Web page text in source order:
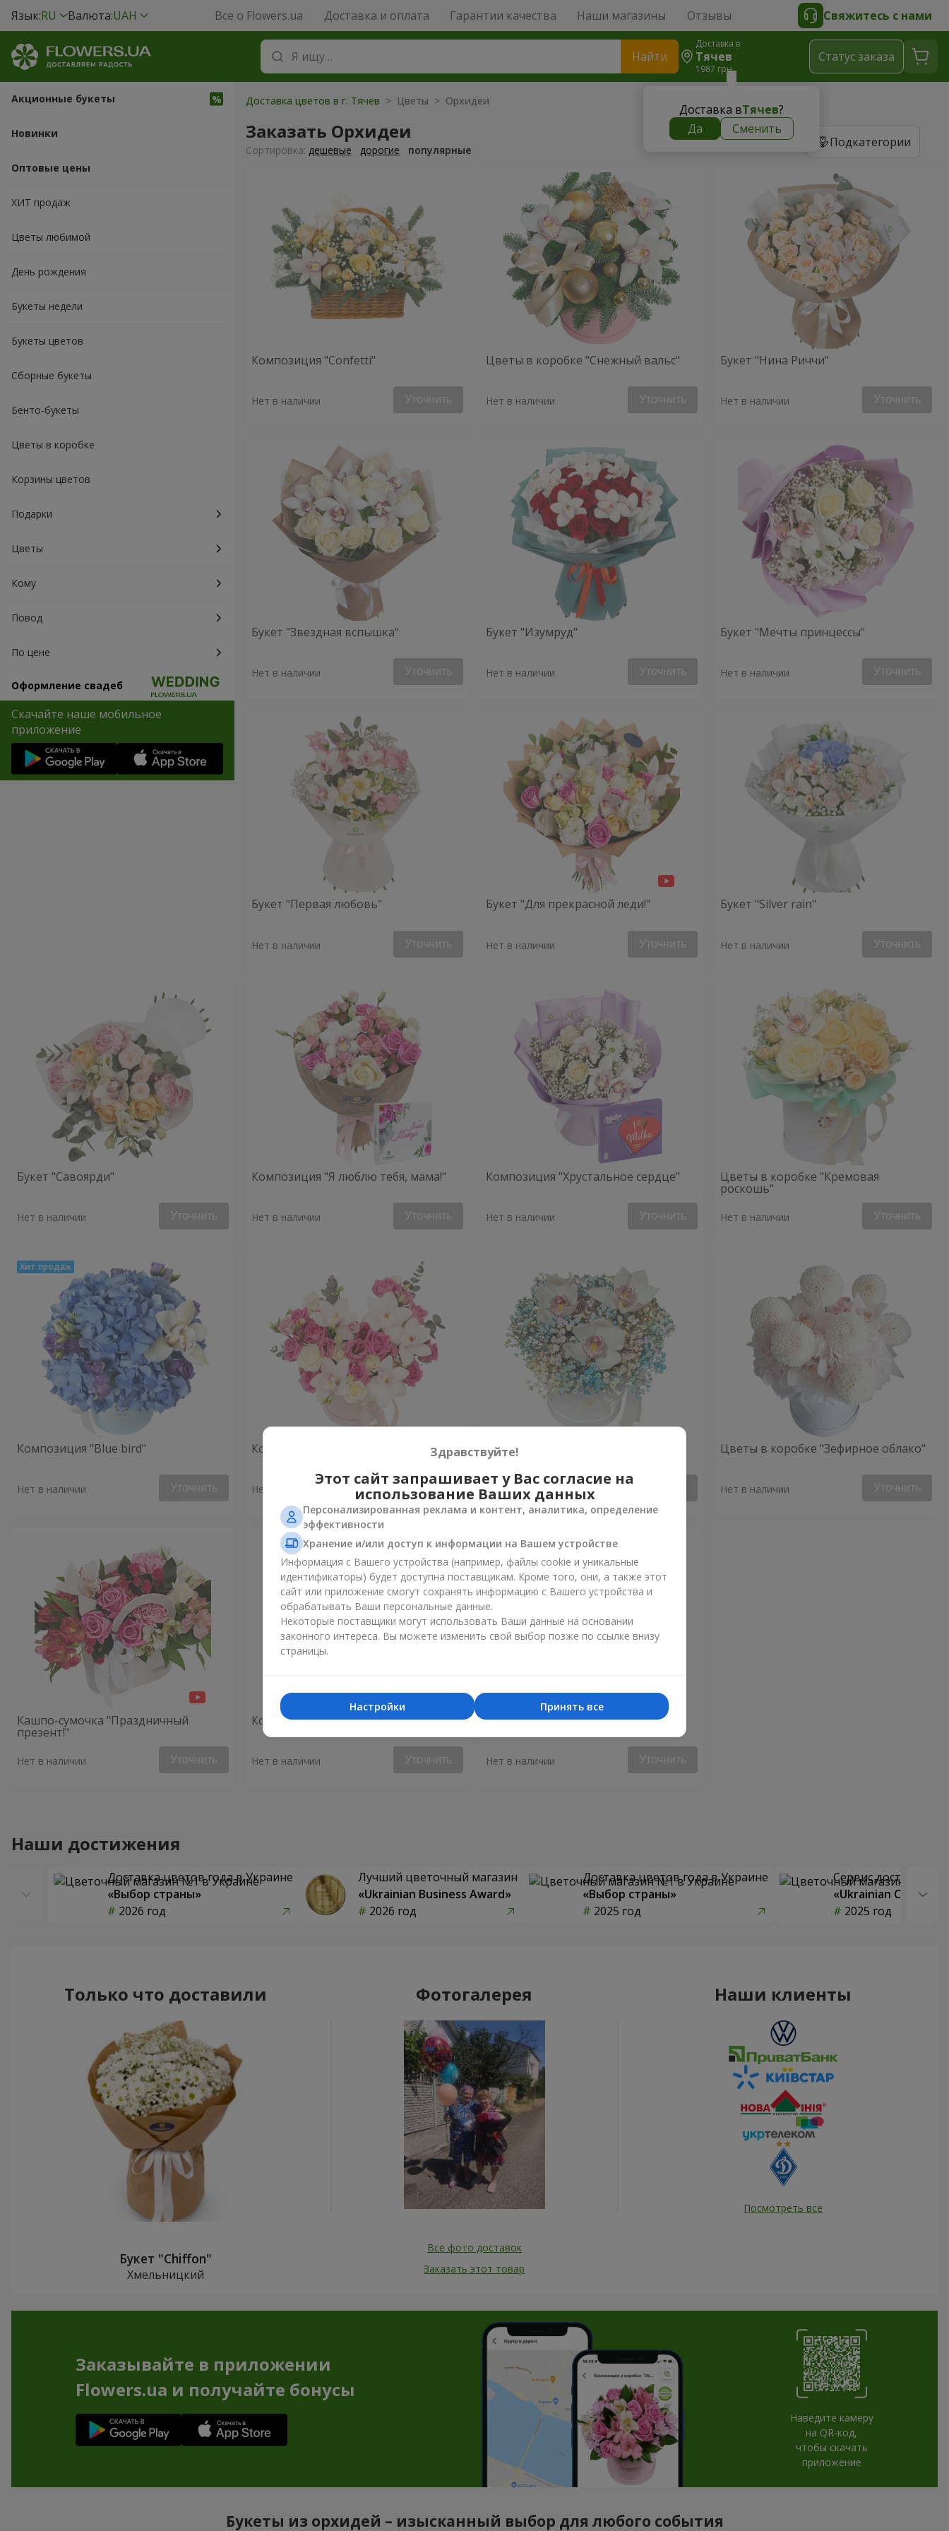
Язык:RU Валюта:UAH Все о Flowers.ua Доставка и оплата Гарантии качества Наши магазины Отзывы Свяжитесь с нами
Найти
Доставка в
Тячев
1987 грн
Доставка вТячев?
Да
Сменить
Cтатус заказа
Акционные букеты
Новинки
Оптовые цены
ХИТ продаж
Цветы любимой
День рождения
Букеты недели
Букеты цветов
Сборные букеты
Бенто-букеты
Цветы в коробке
Корзины цветов
Подарки
Цветы
Кому
Повод
По цене
Оформление свадеб
Скачайте наше мобильное
приложение
Доставка цветов в г. Тячев > Цветы > Орхидеи
Заказать Орхидеи Подкатегории
Cортировка: дешевые дорогие популярные
Композиция "Confetti"
Нет в наличии Уточнить
Цветы в коробке "Снежный вальс"
Нет в наличии Уточнить
Букет "Нина Риччи"
Нет в наличии Уточнить
Букет "Звездная вспышка"
Нет в наличии Уточнить
Букет "Изумруд"
Нет в наличии Уточнить
Букет "Мечты принцессы"
Нет в наличии Уточнить
Букет "Первая любовь"
Нет в наличии Уточнить
Букет "Для прекрасной леди!"
Нет в наличии Уточнить
Букет "Silver rain"
Нет в наличии Уточнить
Букет "Савоярди"
Нет в наличии Уточнить
Композиция "Я люблю тебя, мама!"
Нет в наличии Уточнить
Композиция "Хрустальное сердце"
Нет в наличии Уточнить
Цветы в коробке "Кремовая
роскошь"
Нет в наличии Уточнить
Композиция "Blue bird"
Нет в наличии Уточнить
Композиция "Квитка Цисык"
Нет в наличии Уточнить
Цветы в коробке "Радужное
настроение"
Нет в наличии
Цветы в коробке "Зефирное облако"
Нет в наличии Уточнить
Кашпо-сумочка "Праздничный
презент!"
Нет в наличии Уточнить
Композиция "Монако"
Нет в наличии Уточнить
Композиция "Биение сердца"
Нет в наличии Уточнить
Наши достижения
Доставка цветов года в Украине
«Выбор страны»
2026 год
Лучший цветочный магазин
«Ukrainian Business Award»
2026 год
Доставка цветов года в Украине
«Выбор страны»
2025 год
Сервис доставки
«Ukrainian Choice»
2025 год
Только что доставили
Букет "Chiffon"
Хмельницкий
Фотогалерея
Все фото доставок
Заказать этот товар
Наши клиенты
Посмотреть все
Заказывайте в приложении
Flowers.ua и получайте бонусы
Наведите камеру
на QR-код,
чтобы скачать
приложение
Букеты из орхидей – изысканный выбор для любого события
Здравствуйте!
Этот сайт запрашивает у Вас согласие на
использование Ваших данных
Персонализированная реклама и контент, аналитика, определение
эффективности
Хранение и/или доступ к информации на Вашем устройстве
Информация с Вашего устройства (например, файлы cookie и уникальные
идентификаторы) будет доступна поставщикам. Кроме того, они, а также этот
сайт или приложение смогут сохранять информацию с Вашего устройства и
обрабатывать Ваши персональные данные.
Некоторые поставщики могут использовать Ваши данные на основании
законного интереса. Вы можете изменить свой выбор позже по ссылке внизу
страницы.
Принять все
Настройки